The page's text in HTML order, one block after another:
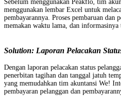
Sebelum menggunakan Peakflo, tim
menggunakan lembar Excel untuk
pembayarannya. Proses pembaruan dan
memakan waktu lama, dan informasinya
Solution: Laporan Pelacakan
Dengan laporan pelacakan status
penerbitan tagihan dan tanggal jatuh
yang memudahkan tim akuntansi We!
pembayaran pelanggan dan